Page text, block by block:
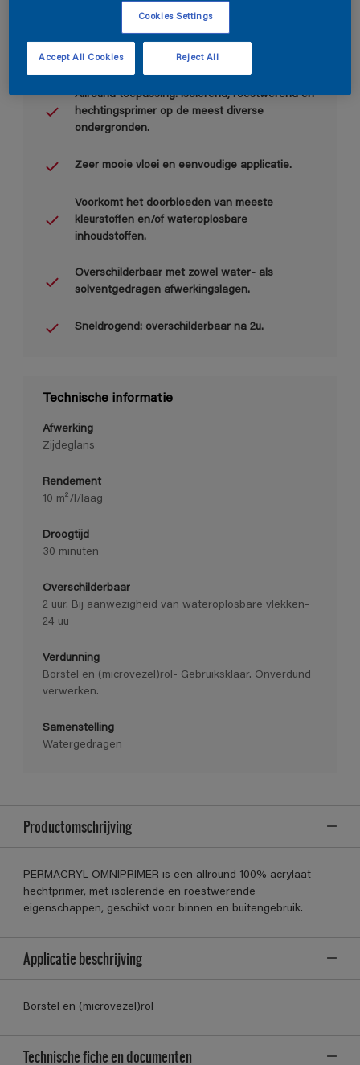
Belangrijkste voordelen
Allround toepassing: isolerend, roestwerend en
hechtingsprimer op de meest diverse
ondergronden.
Zeer mooie vloei en eenvoudige applicatie.
Voorkomt het doorbloeden van meeste
kleurstoffen en/of wateroplosbare
inhoudstoffen.
Overschilderbaar met zowel water- als
solventgedragen afwerkingslagen.
Sneldrogend: overschilderbaar na 2u.
Technische informatie
Afwerking
Zijdeglans
Rendement
10 m²/l/laag
Droogtijd
30 minuten
Overschilderbaar
2 uur. Bij aanwezigheid van wateroplosbare vlekken-
24 uu
Verdunning
Borstel en (microvezel)rol- Gebruiksklaar. Onverdund
verwerken.
Samenstelling
Watergedragen
Productomschrijving
PERMACRYL OMNIPRIMER is een allround 100% acrylaat
hechtprimer, met isolerende en roestwerende
eigenschappen, geschikt voor binnen en buitengebruik.
Applicatie beschrijving
Borstel en (microvezel)rol
Technische fiche en documenten
Cookies Settings
Reject All
Accept All Cookies